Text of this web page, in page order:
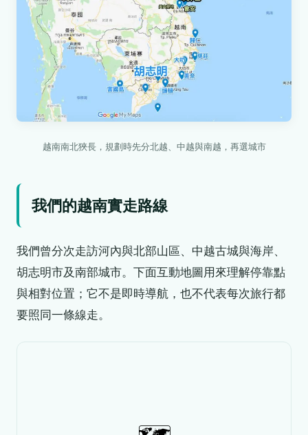
越南南北狹長，規劃時先分北越、中越與南越，再選城市
我們的越南實走路線
我們曾分次走訪河內與北部山區、中越古城與海岸、
胡志明市及南部城市。下面互動地圖用來理解停靠點
與相對位置；它不是即時導航，也不代表每次旅行都
要照同一條線走。